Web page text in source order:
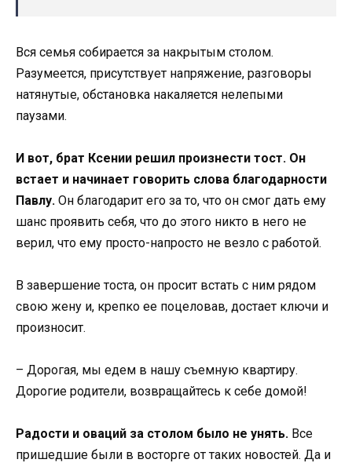
Вся семья собирается за накрытым столом.
Разумеется, присутствует напряжение, разговоры
натянутые, обстановка накаляется нелепыми
паузами.
И вот, брат Ксении решил произнести тост. Он
встает и начинает говорить слова благодарности
Павлу. Он благодарит его за то, что он смог дать ему
шанс проявить себя, что до этого никто в него не
верил, что ему просто-напросто не везло с работой.
В завершение тоста, он просит встать с ним рядом
свою жену и, крепко ее поцеловав, достает ключи и
произносит.
– Дорогая, мы едем в нашу съемную квартиру.
Дорогие родители, возвращайтесь к себе домой!
Радости и оваций за столом было не унять. Все
пришедшие были в восторге от таких новостей. Да и